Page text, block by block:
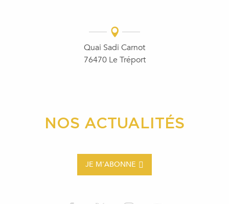
Quai Sadi Carnot
76470 Le Tréport
NOS ACTUALITÉS
JE M'ABONNE